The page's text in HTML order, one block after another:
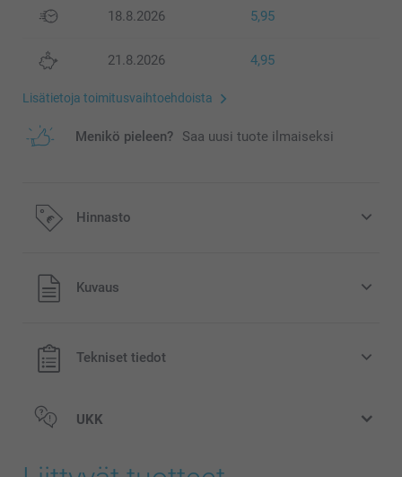
18.8.2026 5,95
21.8.2026 4,95
Lisätietoja toimitusvaihtoehdoista
Menikö pieleen? Saa uusi tuote ilmaiseksi
Hinnasto
Kaikki hinnat ovat euroina, sisältävät arvonlisäveron ja
eivät sisällä postikuluja.
Kuvaus
Tekniset tiedot
UKK